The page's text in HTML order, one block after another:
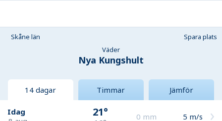
Skåne län
Spara plats
Väder
Nya Kungshult
14 dagar Timmar Jämför
Idag
21° 0 mm 5 m/s